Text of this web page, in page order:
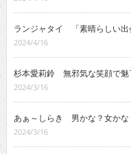
ランジャタイ 「素晴らしい出
2024/4/16
杉本愛莉鈴 無邪気な笑顔で魅
2024/3/16
あぁ～しらき 男かな？女かな
2024/3/16